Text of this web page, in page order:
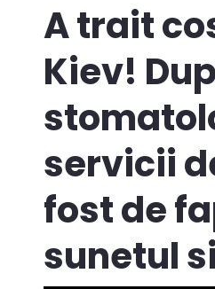
A trait
Kiev!
servicii
fost de
sunetul